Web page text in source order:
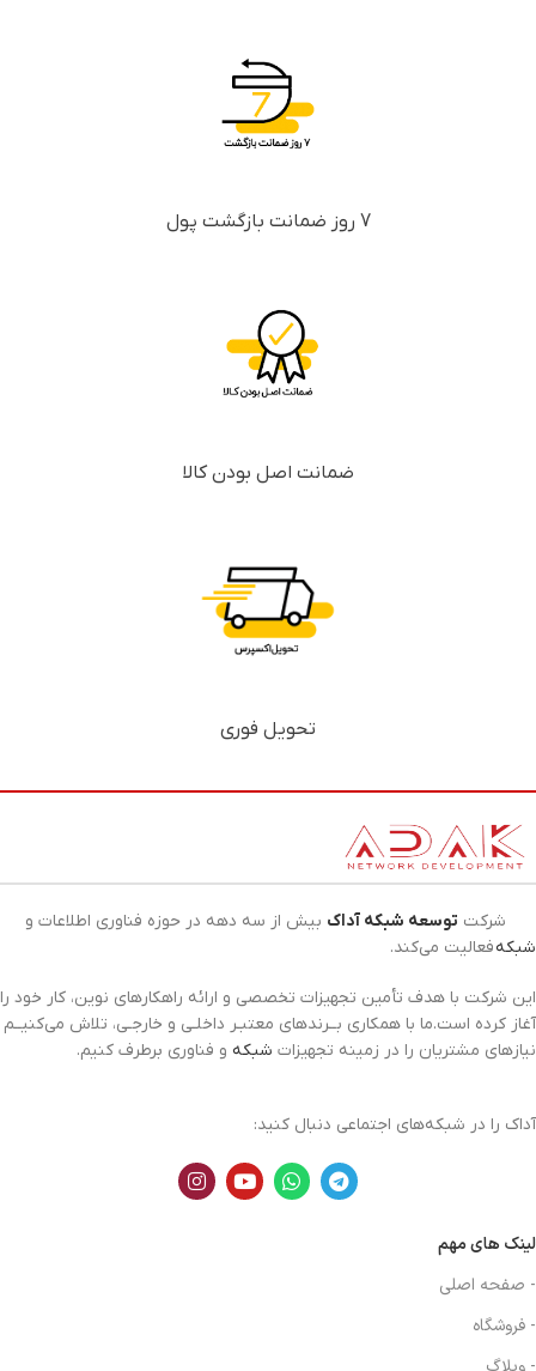
7 روز ضمانت بازگشت پول
ضمانت اصل بودن کالا
تحویل فوری
شرکت توسعه شبکه آداک بیش از سه دهه در حوزه فناوری اطلاعات و
شبکهفعالیت می‌کند.
این شرکت با هدف تأمین تجهیزات تخصصی و ارائه راهکارهای نوین، کار خود را
آغاز کرده است.ما با همکاری بــرندهای معتبـر داخلـی و خارجـی، تلاش می‌کنیــم
نیازهای مشتریان را در زمینه تجهیزات شبکه و فناوری برطرف کنیم.
آداک را در شبکه‌های اجتماعی دنبال کنید:
لینک های مهم
- صفحه اصلی
- فروشگاه